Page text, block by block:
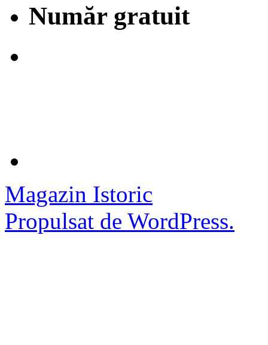
Număr gratuit
Magazin Istoric
Propulsat de WordPress.